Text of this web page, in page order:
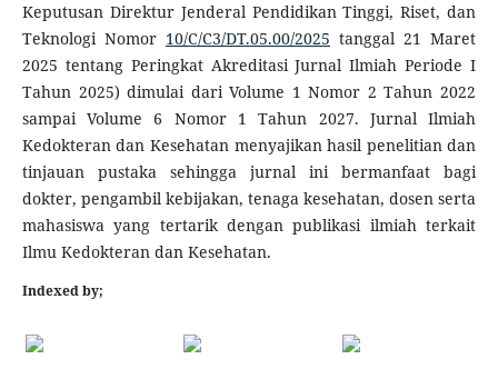
Keputusan Direktur Jenderal Pendidikan Tinggi, Riset, dan
Teknologi Nomor 10/C/C3/DT.05.00/2025 tanggal 21 Maret
2025 tentang Peringkat Akreditasi Jurnal Ilmiah Periode I
Tahun 2025) dimulai dari Volume 1 Nomor 2 Tahun 2022
sampai Volume 6 Nomor 1 Tahun 2027. Jurnal Ilmiah
Kedokteran dan Kesehatan menyajikan hasil penelitian dan
tinjauan pustaka sehingga jurnal ini bermanfaat bagi
dokter, pengambil kebijakan, tenaga kesehatan, dosen serta
mahasiswa yang tertarik dengan publikasi ilmiah terkait
Ilmu Kedokteran dan Kesehatan.
Indexed by;